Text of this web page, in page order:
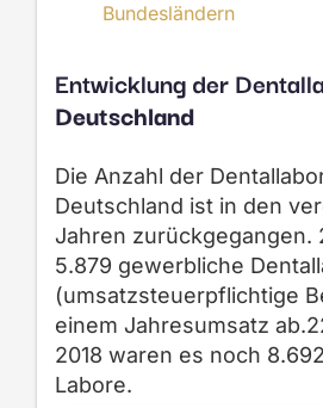
Bundesländern
Entwicklung der
Deutschland
Die Anzahl der
Deutschland ist in den
Jahren zurückgegangen.
5.879 gewerbliche
(umsatzsteuerpflichtige
einem Jahresumsatz
2018 waren es noch 8.
Labore.